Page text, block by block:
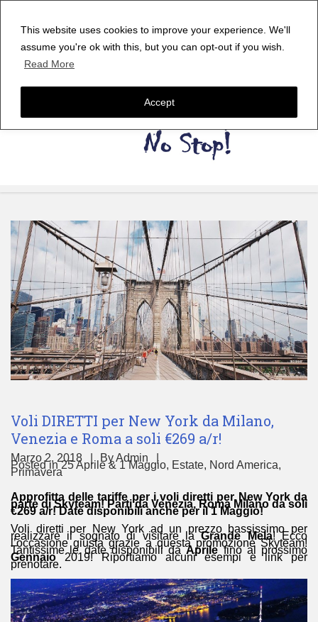
This website uses cookies to improve your experience. We'll
assume you're ok with this, but you can opt-out if you wish.
Read More
Accept
Voli DIRETTI per New York da Milano,
Venezia e Roma a soli €269 a/r!
Marzo 2, 2018 ByAdmin
Posted in25 Aprile & 1 Maggio, Estate, Nord America,
Primavera
Approfitta delle tariffe per i voli diretti per New York da
parte di Skyteam! Parti da Venezia, Roma Milano da soli
€269 a/r! Date disponibili anche per il 1 Maggio!
Voli diretti per New York ad un prezzo bassissimo per
realizzare il sognato di visitare laGrande Mela! Ecco
l’occasione giusta grazie a questa promozione Skyteam!
Tantissime le date disponibili daAprilefino al prossimo
Gennaio2019! Riportiamo alcuni esempi e link per
prenotare.